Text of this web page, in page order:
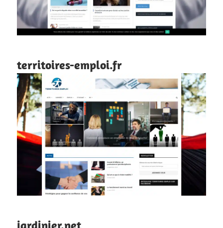
territoires-emploi.fr